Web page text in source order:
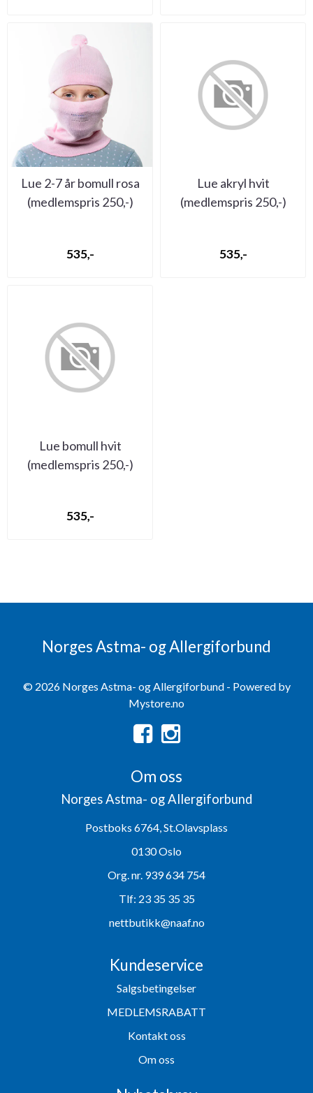
Lue 2-7 år bomull rosa
(medlemspris 250,-)
535,-
Lue akryl hvit
(medlemspris 250,-)
535,-
Lue bomull hvit
(medlemspris 250,-)
535,-
Norges Astma- og Allergiforbund
© 2026 Norges Astma- og Allergiforbund - Powered by
Mystore.no
Om oss
Norges Astma- og Allergiforbund
Postboks 6764, St.Olavsplass
0130 Oslo
Org. nr. 939 634 754
Tlf: 23 35 35 35
nettbutikk@naaf.no
Kundeservice
Salgsbetingelser
MEDLEMSRABATT
Kontakt oss
Om oss